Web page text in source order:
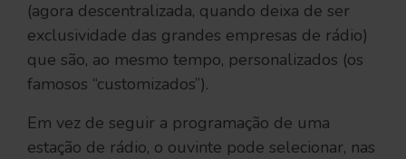
(agora descentralizada, quando deixa de ser
exclusividade das grandes empresas de rádio)
que são, ao mesmo tempo, personalizados (os
famosos “customizados”).
Em vez de seguir a programação de uma
estação de rádio, o ouvinte pode selecionar, nas